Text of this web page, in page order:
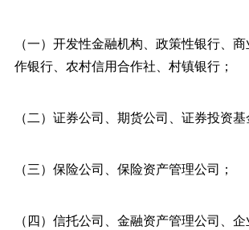
（一）开发性金融机构、政策性银行、
作银行、农村信用合作社、村镇银行；
（二）证券公司、期货公司、证券投资基
（三）保险公司、保险资产管理公司；
（四）信托公司、金融资产管理公司、